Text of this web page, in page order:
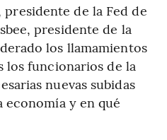
presidente de la Fed de
presidente de la
los llamamientos
los funcionarios de la
nuevas subidas
y en qué